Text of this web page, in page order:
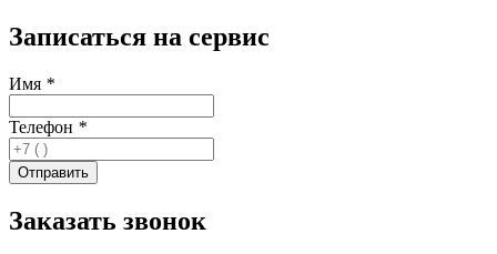
Записаться на сервис
Имя *
Телефон *
Заказать звонок